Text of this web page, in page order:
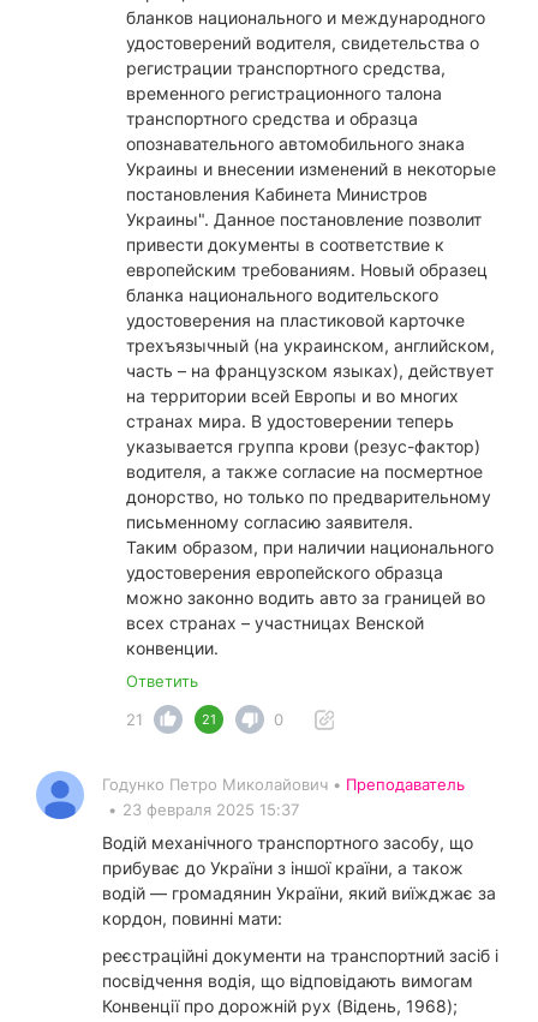
бланков национального и международного
удостоверений водителя, свидетельства о
регистрации транспортного средства,
временного регистрационного талона
транспортного средства и образца
опознавательного автомобильного знака
Украины и внесении изменений в некоторые
постановления Кабинета Министров
Украины". Данное постановление позволит
привести документы в соответствие к
европейским требованиям. Новый образец
бланка национального водительского
удостоверения на пластиковой карточке
трехъязычный (на украинском, английском,
часть – на французском языках), действует
на территории всей Европы и во многих
странах мира. В удостоверении теперь
указывается группа крови (резус-фактор)
водителя, а также согласие на посмертное
донорство, но только по предварительному
письменному согласию заявителя.
Таким образом, при наличии национального
удостоверения европейского образца
можно законно водить авто за границей во
всех странах – участницах Венской
конвенции.
Ответить
21
21 0
Годунко Петро Миколайович • Преподаватель
• 23 февраля 2025 15:37
Водій механічного транспортного засобу, що
прибуває до України з іншої країни, а також
водій — громадянин України, який виїжджає за
кордон, повинні мати:
реєстраційні документи на транспортний засіб і
посвідчення водія, що відповідають вимогам
Конвенції про дорожній рух (Відень, 1968);